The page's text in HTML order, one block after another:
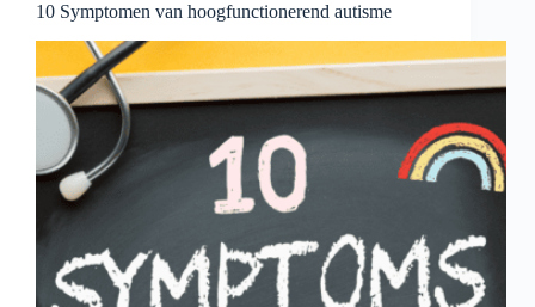
10 Symptomen van hoogfunctionerend autisme